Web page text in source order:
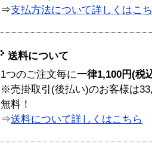
⇒支払方法について詳しくはこ
送料について
1つのご注文毎に一律1,100円(税
※売掛取引(後払い)のお客様は
無料！
⇒送料について詳しくはこちら